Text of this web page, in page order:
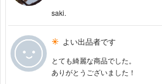
saki.
よい出品者です
とても綺麗な商品でした。
ありがとうございました！